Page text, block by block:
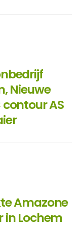
Nieuwe
contour AS
Amazone
in Lochem